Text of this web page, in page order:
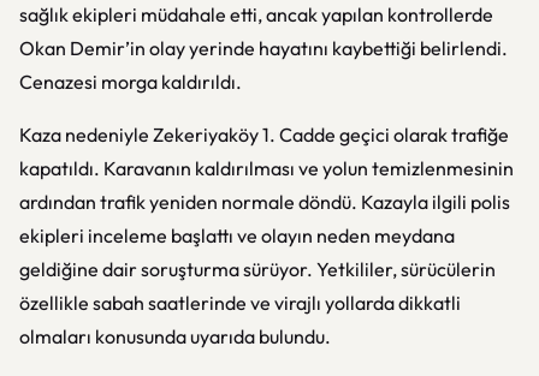
sağlık ekipleri müdahale etti, ancak yapılan kontrollerde
Okan Demir’in olay yerinde hayatını kaybettiği belirlendi.
Cenazesi morga kaldırıldı.
Kaza nedeniyle Zekeriyaköy 1. Cadde geçici olarak trafiğe
kapatıldı. Karavanın kaldırılması ve yolun temizlenmesinin
ardından trafik yeniden normale döndü. Kazayla ilgili polis
ekipleri inceleme başlattı ve olayın neden meydana
geldiğine dair soruşturma sürüyor. Yetkililer, sürücülerin
özellikle sabah saatlerinde ve virajlı yollarda dikkatli
olmaları konusunda uyarıda bulundu.